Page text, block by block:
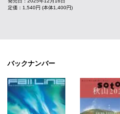
定価：1,540円 (本体1,400円)
バックナンバー